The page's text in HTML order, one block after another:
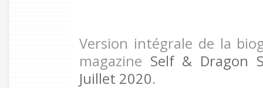
Version intégrale de la
magazine Self & Dragon
Juillet 2020.